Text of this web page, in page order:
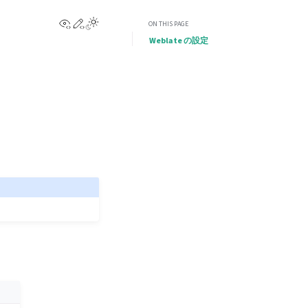
View this page
Edit this pageON THIS PAGE
Weblate の設定